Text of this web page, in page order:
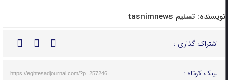
نویسنده: تسنیم tasnimnews
اشتراک گذاری :
لینک کوتاه : https://eghtesadjournal.com/?p=257246